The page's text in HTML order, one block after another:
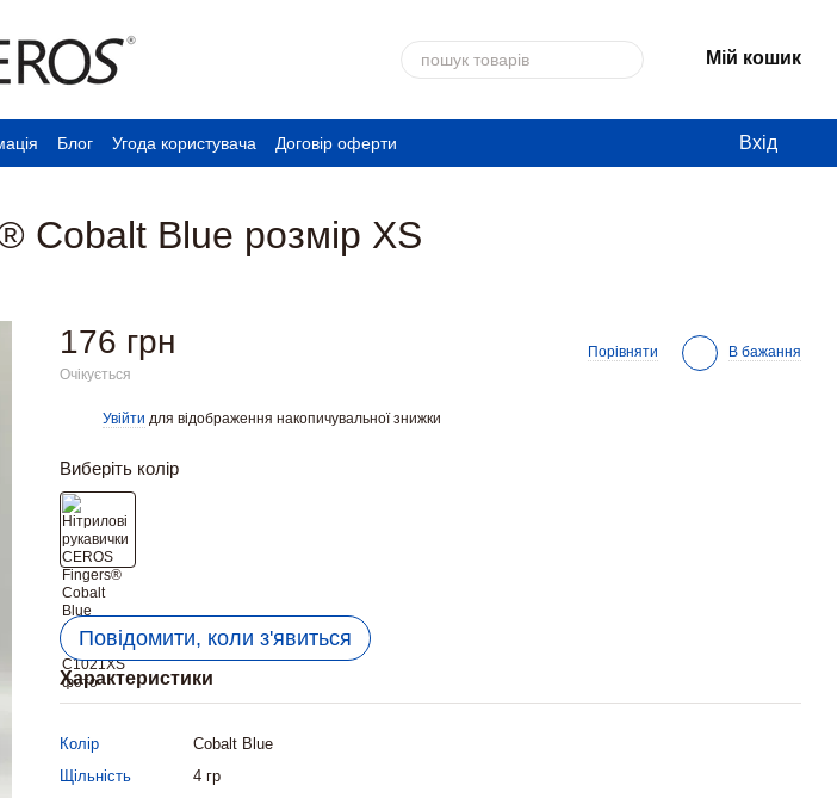
Мій кошик
Блог Угода користувача Договір оферти Вхід
Cobalt Blue розмір XS
176 грн
Очікується
Порівняти В бажання
Увійти для відображення накопичувальної знижки
Виберіть колір
Повідомити, коли з'явиться
Характеристики
Колір
Cobalt Blue
Щільність
4 гр